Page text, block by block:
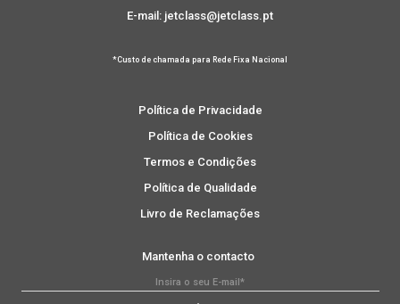
E-mail: jetclass@jetclass.pt
*Custo de chamada para Rede Fixa Nacional
Política de Privacidade
Política de Cookies
Termos e Condições
Política de Qualidade
Livro de Reclamações
Mantenha o contacto